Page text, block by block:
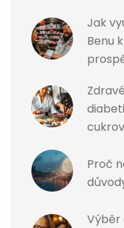
Jak
Benu
Proč
Výběr